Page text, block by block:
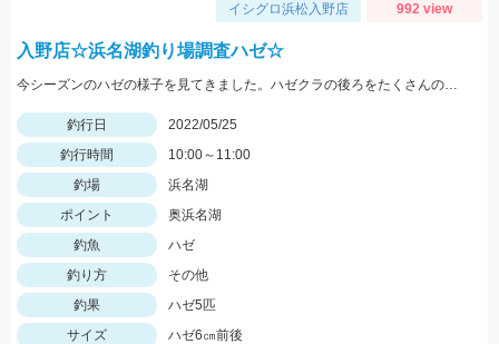
イシグロ浜松入野店 992 view
入野店☆浜名湖釣り場調査ハゼ☆
今シーズンのハゼの様子を見てきました。ハゼクラの後ろをたくさんのハゼが付いてきたので今後楽しみですよ♪今後もちょくちょく様子見てきますね。
釣行日
2022/05/25
釣行時間
10:00～11:00
釣場
浜名湖
ポイント
奥浜名湖
釣魚
ハゼ
釣り方
その他
釣果
ハゼ5匹
サイズ
ハゼ6㎝前後